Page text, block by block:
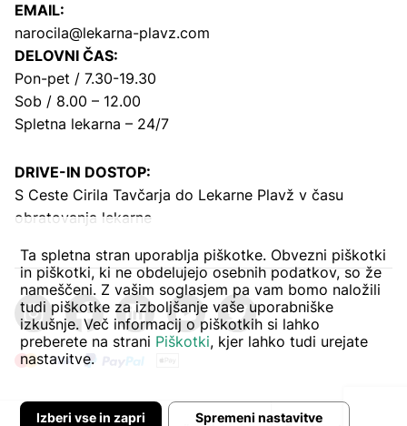
EMAIL:
narocila@lekarna-plavz.com
DELOVNI ČAS:
Pon-pet / 7.30-19.30
Sob / 8.00 – 12.00
Spletna lekarna – 24/7
DRIVE-IN DOSTOP:
S Ceste Cirila Tavčarja do Lekarne Plavž v času
obratovanja lekarne
Ta spletna stran uporablja piškotke. Obvezni piškotki
in piškotki, ki ne obdelujejo osebnih podatkov, so že
nameščeni. Z vašim soglasjem pa vam bomo naložili
tudi piškotke za izboljšanje vaše uporabniške
izkušnje. Več informacij o piškotkih si lahko
preberete na strani Piškotki, kjer lahko tudi urejate
nastavitve.
Spremeni nastavitve
Izberi vse in zapri